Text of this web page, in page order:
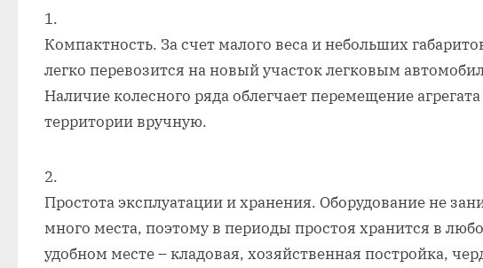
Компактность. За счет малого веса и небольших
легко перевозится на новый участок легковым
Наличие колесного ряда облегчает перемещение
территории вручную.
Простота эксплуатации и хранения. Оборудование не
много места, поэтому в периоды простоя хранится в
удобном месте – кладовая, хозяйственная постройка,